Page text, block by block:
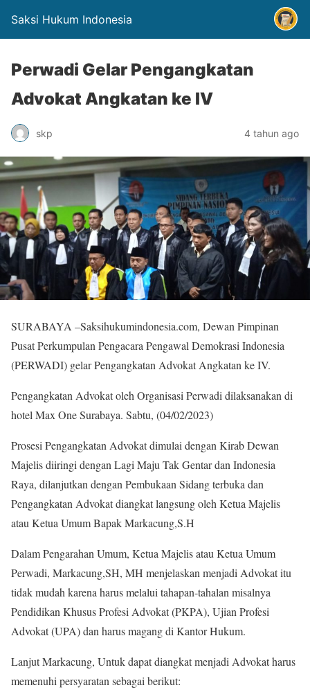
Saksi Hukum Indonesia
Perwadi Gelar Pengangkatan
Advokat Angkatan ke IV
skp 4 tahun ago
SURABAYA –Saksihukumindonesia.com, Dewan Pimpinan
Pusat Perkumpulan Pengacara Pengawal Demokrasi Indonesia
(PERWADI) gelar Pengangkatan Advokat Angkatan ke IV.
Pengangkatan Advokat oleh Organisasi Perwadi dilaksanakan di
hotel Max One Surabaya. Sabtu, (04/02/2023)
Prosesi Pengangkatan Advokat dimulai dengan Kirab Dewan
Majelis diiringi dengan Lagi Maju Tak Gentar dan Indonesia
Raya, dilanjutkan dengan Pembukaan Sidang terbuka dan
Pengangkatan Advokat diangkat langsung oleh Ketua Majelis
atau Ketua Umum Bapak Markacung,S.H
Dalam Pengarahan Umum, Ketua Majelis atau Ketua Umum
Perwadi, Markacung,SH, MH menjelaskan menjadi Advokat itu
tidak mudah karena harus melalui tahapan-tahalan misalnya
Pendidikan Khusus Profesi Advokat (PKPA), Ujian Profesi
Advokat (UPA) dan harus magang di Kantor Hukum.
Lanjut Markacung, Untuk dapat diangkat menjadi Advokat harus
memenuhi persyaratan sebagai berikut: